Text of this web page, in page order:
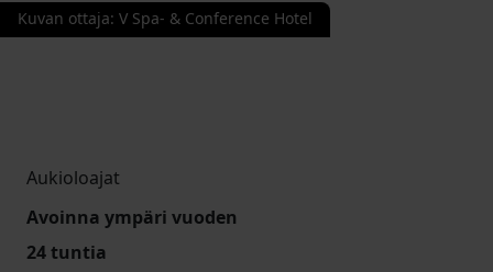
Kuvan ottaja: V Spa- & Conference Hotel
Aukioloajat
Avoinna ympäri vuoden
24 tuntia